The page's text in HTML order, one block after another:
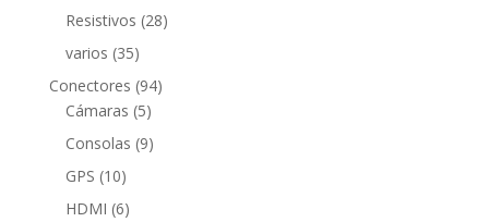
producto
Resistivos 2828
varios 3535
productos
Conectores 9494
Cámaras 55
productos
Consolas 99
GPS 1010
productos
HDMI 66